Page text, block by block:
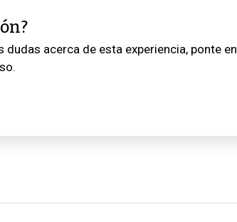
acerca de esta experiencia, ponte en